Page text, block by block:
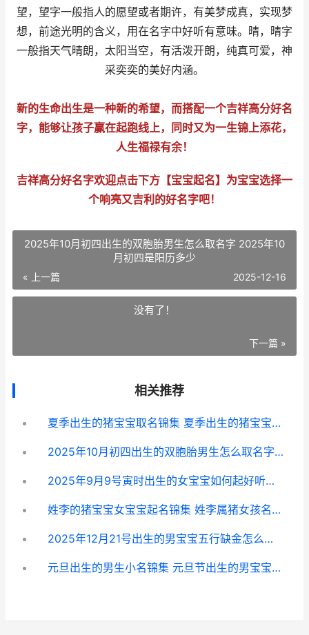
望，望字一般指人的愿望或者期许，有美梦成真，实现梦
想，前途光明的含义，用在名字中好听有意味。晴，晴字
一般指天气晴朗，太阳当空，有活泼开朗，纯真可爱，神
采奕奕的美好内涵。
新的生命出生是一种新的希望，而搭配一个吉祥高分好名
字，能够让孩子赢在起跑线上，同时又为一生锦上添花，
人生福禄有余！
吉祥高分好名字欢迎点击下方【宝宝起名】为宝宝选择一
个响亮又吉利的好名字吧！
2025年10月初四出生的双胞胎男生怎么取名字 2025年10
月初四是阳历多少
« 上一篇 2025-12-16
没有了！
下一篇 »
相关推荐
夏季出生的猪宝宝取名锦集 夏季出生的猪宝宝好不好
2025年10月初四出生的双胞胎男生怎么取名字 2025年10月初四是阳历多少
2025年9月9号寅时出生的女宝宝如何起好听的名字 2025年9月九号是农历多少?
姓李的猪宝宝女宝宝起名锦集 姓李属猪女孩名字大全
2025年12月21号出生的男宝宝五行缺金怎么起名好 2025年12月21日属于什么命
元旦出生的男生小名锦集 元旦节出生的男宝宝叫什么小名